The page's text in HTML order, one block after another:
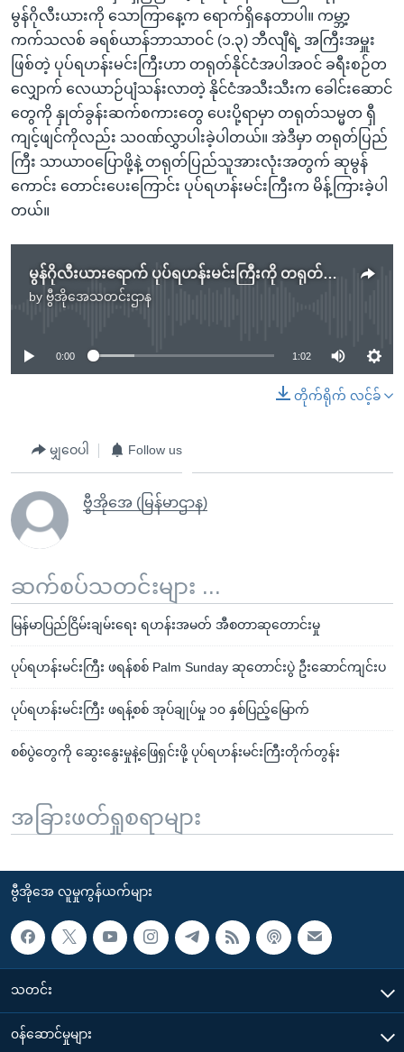
မွန်ဂိုလီးယားကို သောကြာနေ့က ရောက်ရှိနေတာပါ။ ကမ္ဘာ့
ကက်သလစ် ခရစ်ယာန်ဘာသာဝင် (၁.၃) ဘီလျီရဲ့ အကြီးအမှူး
ဖြစ်တဲ့ ပုပ်ရဟန်းမင်းကြီးဟာ တရုတ်နိုင်ငံအပါအဝင် ခရီးစဉ်တ
လျှောက် လေယာဉ်ပျံသန်းလာတဲ့ နိုင်ငံအသီးသီးက ခေါင်းဆောင်
တွေကို နှုတ်ခွန်းဆက်စကားတွေ ပေးပို့ရာမှာ တရုတ်သမ္မတ ရှီ
ကျင့်ဖျင်ကိုလည်း သဝဏ်လွှာပါးခဲ့ပါတယ်။ အဲဒီမှာ တရုတ်ပြည်
ကြီး သာယာဝပြောဖို့နဲ့ တရုတ်ပြည်သူအားလုံးအတွက် ဆုမွန်
ကောင်း တောင်းပေးကြောင်း ပုပ်ရဟန်းမင်းကြီးက မိန့်ကြားခဲ့ပါ
တယ်။
မွန်ဂိုလီးယားရောက် ပုပ်ရဟန်းမင်းကြီးကို တရုတ်ခရစ်ယာန်တွေ လာရောက်ကြိုဆို
by ဗွီအိုအေသတင်းဌာန
No media source currently available
0:00 1:02
တိုက်ရိုက် လင့်ခ်
မျှဝေပါ Follow us
ဗွီအိုအေ (မြန်မာဌာန)
ဆက်စပ်သတင်းများ ...
မြန်မာပြည်ငြိမ်းချမ်းရေး ရဟန်းအမတ် အီစတာဆုတောင်းမှု
ပုပ်ရဟန်းမင်းကြီး ဖရန်စစ် Palm Sunday ဆုတောင်းပွဲ ဦးဆောင်ကျင်းပ
ပုပ်ရဟန်းမင်းကြီး ဖရန့်စစ် အုပ်ချုပ်မှု ၁၀ နှစ်ပြည့်မြောက်
စစ်ပွဲတွေကို ဆွေးနွေးမှုနဲ့ဖြေရှင်းဖို့ ပုပ်ရဟန်းမင်းကြီးတိုက်တွန်း
အခြားဖတ်ရှုစရာများ
ဗွီအိုအေ လူမှုကွန်ယက်များ
သတင်း
၀န်ဆောင်မှုများ